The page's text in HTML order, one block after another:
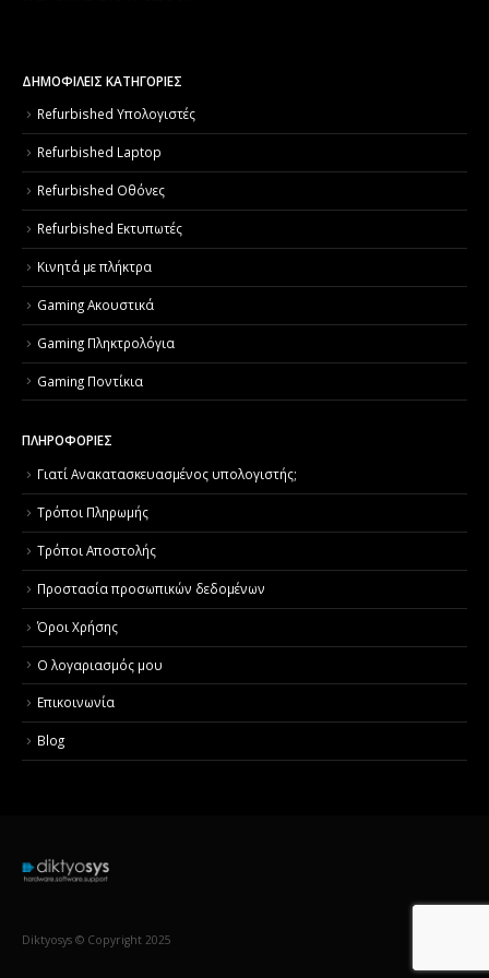
ΔΗΜΟΦΙΛΕΙΣ ΚΑΤΗΓΟΡΙΕΣ
Refurbished Υπολογιστές
Refurbished Laptop
Refurbished Οθόνες
Refurbished Εκτυπωτές
Κινητά με πλήκτρα
Gaming Ακουστικά
Gaming Πληκτρολόγια
Gaming Ποντίκια
ΠΛΗΡΟΦΟΡΙΕΣ
Γιατί Aνακατασκευασμένος υπολογιστής;
Τρόποι Πληρωμής
Τρόποι Αποστολής
Προστασία προσωπικών δεδομένων
Όροι Χρήσης
Ο λογαριασμός μου
Επικοινωνία
Blog
Diktyosys © Copyright 2025